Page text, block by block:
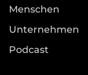
Menschen
Unternehmen
Podcast